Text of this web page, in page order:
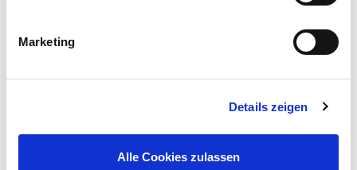
Marketing
Details zeigen
Alle Cookies zulassen
Dieser seidenmatte Metallschutzlack auf Kunstharzbasis in
Produkt. Der Rostschutzlack ist Grundierung, Rostschutz und
Bewertungen